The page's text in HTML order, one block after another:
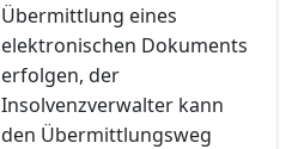
Übermittlung eines
elektronischen Dokuments
erfolgen, der
Insolvenzverwalter kann
den Übermittlungsweg